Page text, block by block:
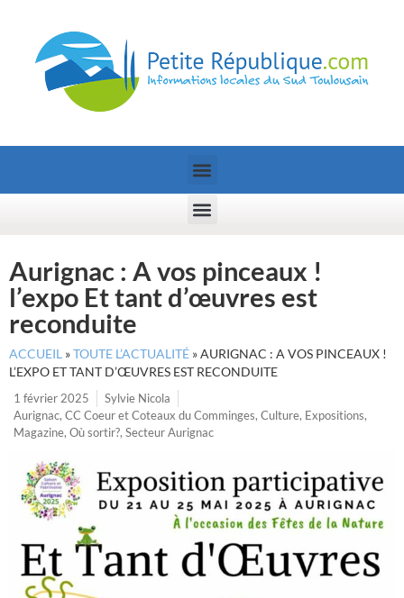
Aurignac : A vos pinceaux !
l’expo Et tant d’œuvres est
reconduite
ACCUEIL »TOUTE L’ACTUALITÉ »AURIGNAC : A VOS PINCEAUX !
L’EXPO ET TANT D’ŒUVRES EST RECONDUITE
1 février 2025
Sylvie Nicola
Aurignac, CC Coeur et Coteaux du Comminges, Culture, Expositions,
Magazine, Où sortir?, Secteur Aurignac